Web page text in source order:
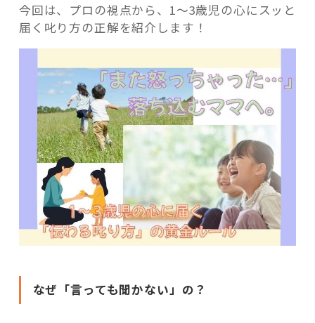
今回は、プロの視点から、1〜3歳児の心にスッと
届く叱り方の正解を紹介します！
なぜ「言っても聞かない」の？